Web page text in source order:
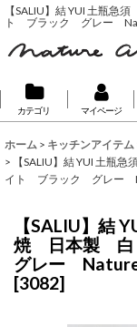
【SALIU】結 YUI 土
ト ブラック グレー
カテゴリ マイページ
ホーム > キッチンアイテム
>
【SALIU】結 YUI
イト ブラック グレー
【SALIU】
焼 日本製
グレー
[3082]